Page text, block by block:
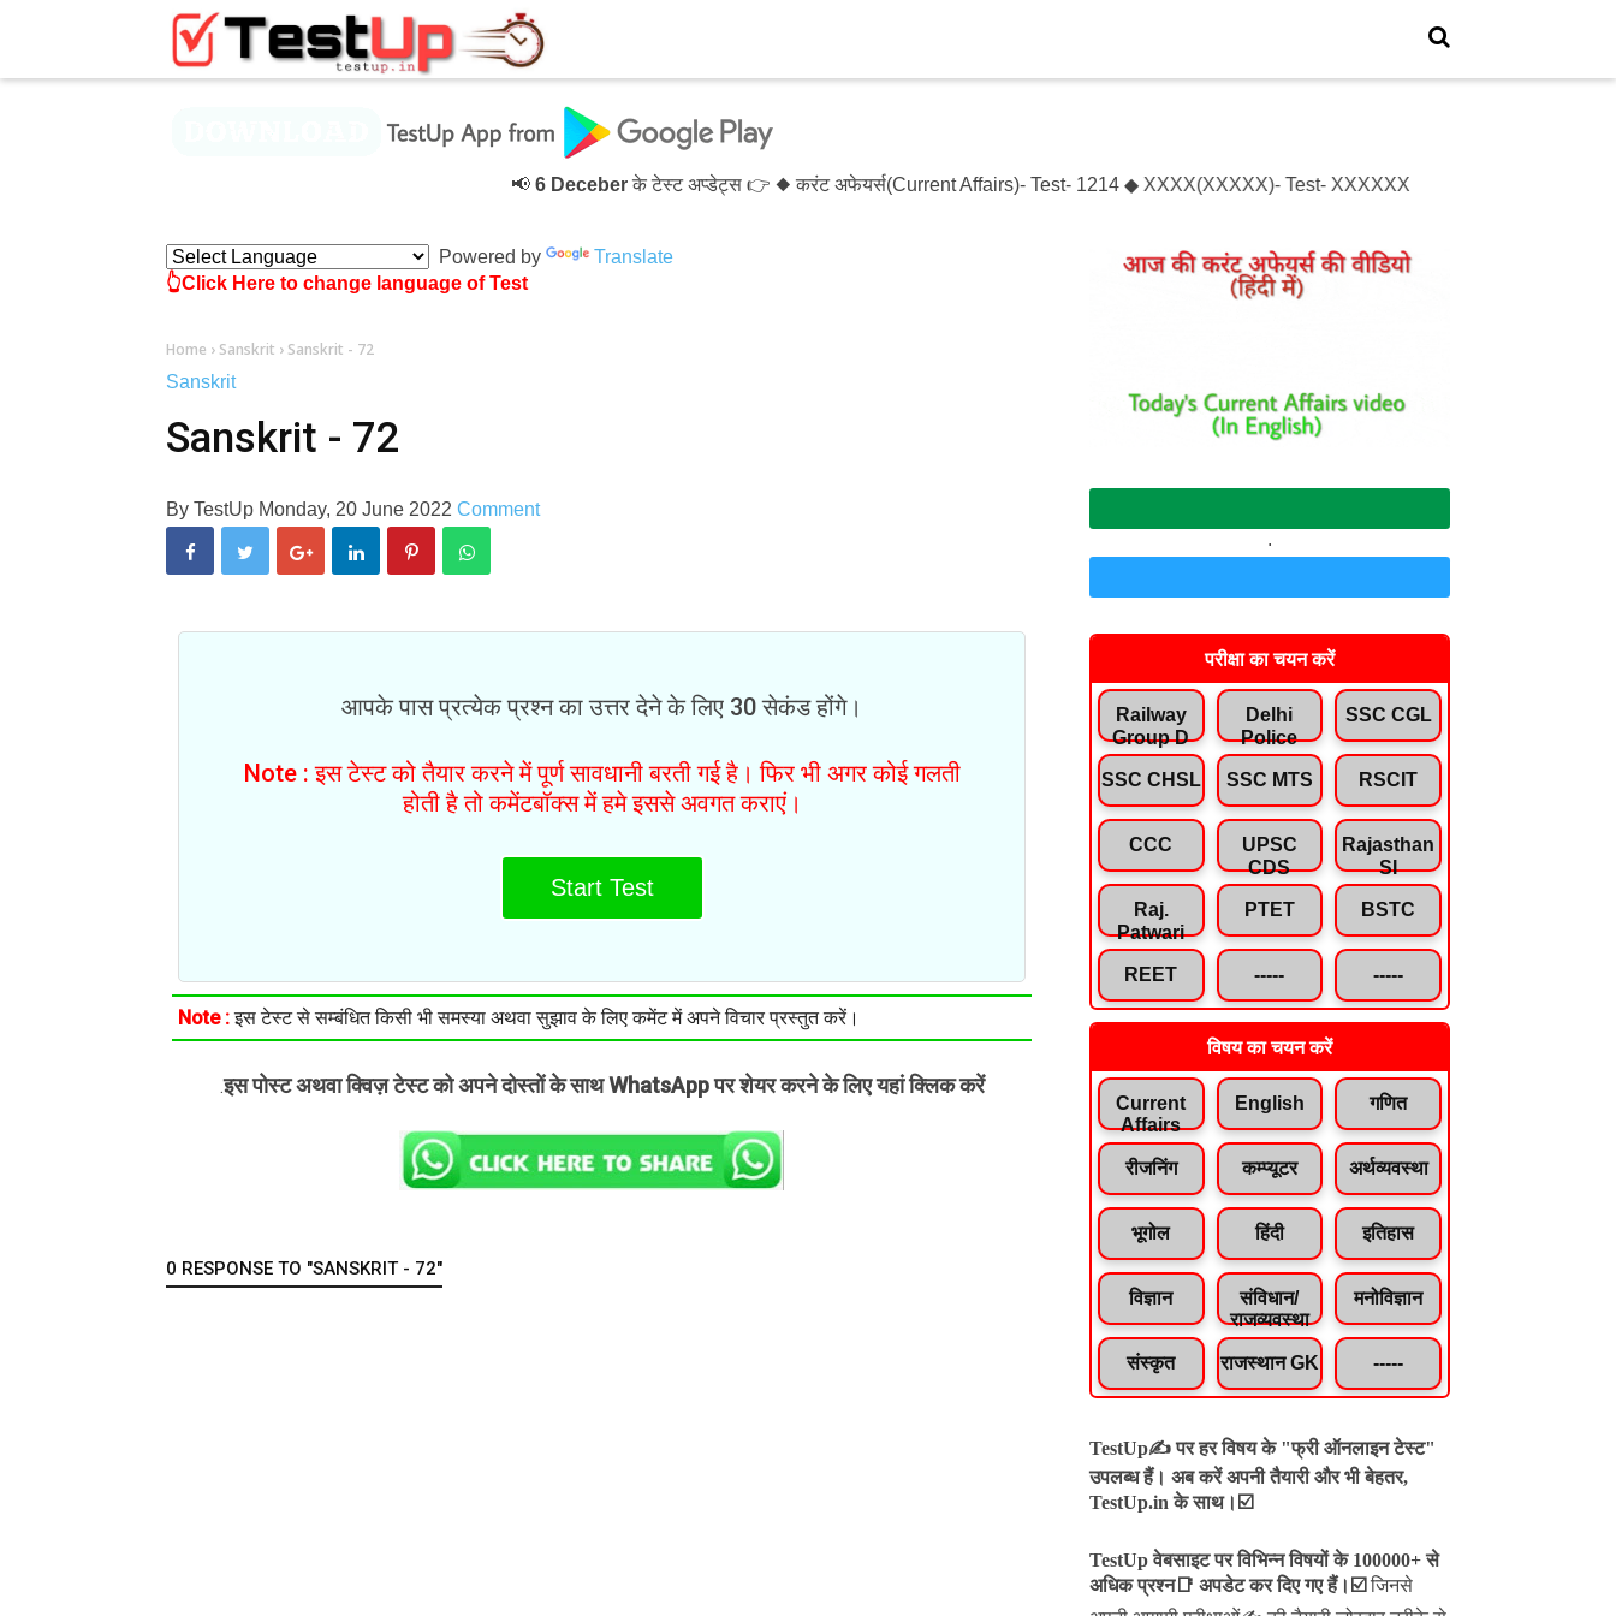
6 Deceberके टेस्ट अप्डेट्स 👉 ◆ करंट अफेयर्स(Current Affairs)- Test- 1214 ◆ XXXX(XXXXX)- Test- XXXXXX
Powered by
Translate
👆Click Here to change language of Test
Home › Sanskrit › Sanskrit - 72
Sanskrit
Sanskrit - 72
By TestUp Monday, 20 June 2022 Comment
आपके पास प्रत्येक प्रश्न का उत्तर देने के लिए 30 सेकंड होंगे।
Note : इस टेस्ट को तैयार करने में पूर्ण सावधानी बरती गई है। फिर भी अगर कोई गलती
होती है तो कमेंटबॉक्स में हमे इससे अवगत कराएं।
Start Test
Note :इस टेस्ट से सम्बंधित किसी भी समस्या अथवा सुझाव के लिए कमेंट में अपने विचार प्रस्तुत करें।
.इस पोस्ट अथवा क्विज़ टेस्ट को अपने दोस्तों के साथ WhatsApp पर शेयर करने के लिए यहां क्लिक करें
0 RESPONSE TO "SANSKRIT - 72"
.
परीक्षा का चयन करें
Railway
Group D
Delhi
Police
SSC CGL
SSC CHSL SSC MTS RSCIT
CCC
UPSC
CDS
Rajasthan
SI
Raj.
Patwari
PTET BSTC
REET ----- -----
विषय का चयन करें
Current
Affairs
English गणित
रीजनिंग कम्प्यूटर अर्थव्यवस्था
भूगोल हिंदी इतिहास
विज्ञान
संविधान/
राजव्यवस्था
मनोविज्ञान
संस्कृत राजस्थान GK -----
TestUp✍️ पर हर विषय के "फ्री ऑनलाइन टेस्ट"
उपलब्ध हैं। अब करें अपनी तैयारी और भी बेहतर,
TestUp.in के साथ।☑️
TestUp वेबसाइट पर विभिन्न विषयों के 100000+ से
अधिक प्रश्न📑 अपडेट कर दिए गए हैं। ☑️ जिनसे